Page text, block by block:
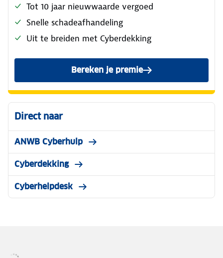
Tot 10 jaar nieuwwaarde vergoed
Snelle schadeafhandeling
Uit te breiden met Cyberdekking
Bereken je premie
van de ANWB
Direct naar
ANWB Cyberhulp
Cyberdekking
Cyberhelpdesk